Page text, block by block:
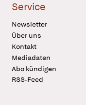
Service
Newsletter
Über uns
Kontakt
Mediadaten
Abo kündigen
RSS-Feed